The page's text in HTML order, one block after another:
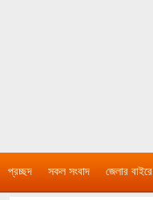
প্রচ্ছদ সকল সংবাদ জেলার বাইরে